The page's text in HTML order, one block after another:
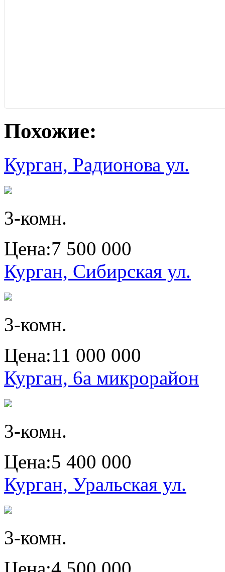
Похожие:
Курган, Радионова ул.
3-комн.
Цена:7 500 000
Курган, Сибирская ул.
3-комн.
Цена:11 000 000
Курган, 6а микрорайон
3-комн.
Цена:5 400 000
Курган, Уральская ул.
3-комн.